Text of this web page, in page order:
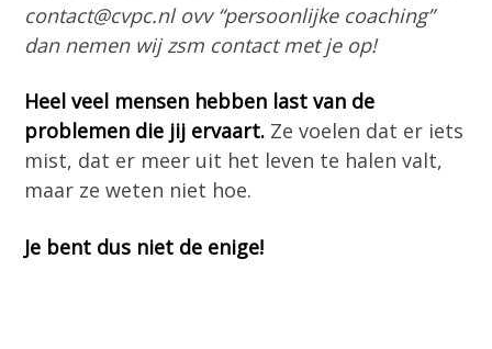
contact@cvpc.nl ovv “persoonlijke coaching”
dan nemen wij zsm contact met je op!
Heel veel mensen hebben last van de
problemen die jij ervaart. Ze voelen dat er iets
mist, dat er meer uit het leven te halen valt,
maar ze weten niet hoe.
Je bent dus niet de enige!